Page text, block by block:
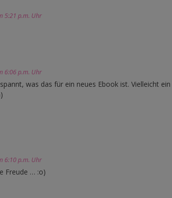
5:21 p.m. Uhr
6:06 p.m. Uhr
was das für ein neues Ebook ist. Vielleicht
6:10 p.m. Uhr
Freude … :o)